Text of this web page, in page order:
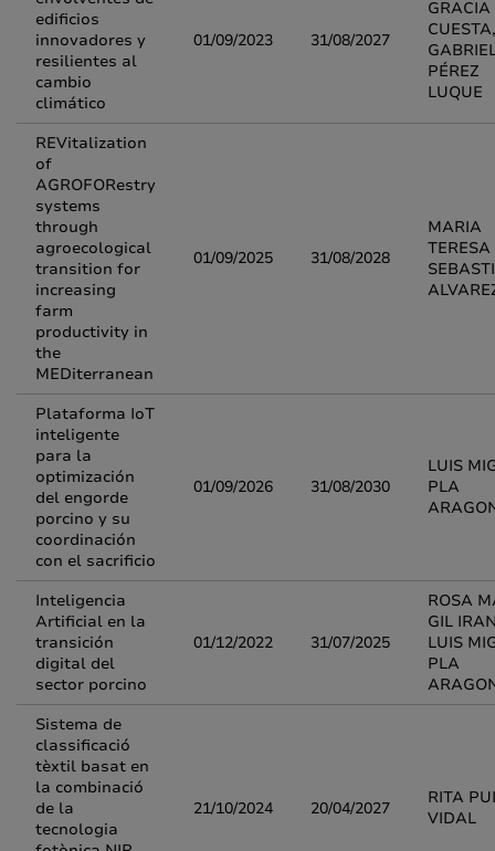
edificios
innovadores y
resilientes al
cambio
climático
01/09/2023 31/08/2027
GRACIA
CUESTA,
PÉREZ
LUQUE
REVitalization
of
AGROFORestry
systems
through
agroecological
transition for
increasing
farm
productivity in
the
MEDiterranean
01/09/2025 31/08/2028
MARIA
TERESA
Plataforma IoT
inteligente
para la
optimización
del engorde
porcino y su
coordinación
con el sacrificio
01/09/2026 31/08/2030
LUIS
PLA
Inteligencia
Artificial en la
transición
digital del
sector porcino
01/12/2022 31/07/2025
ROSA
GIL
LUIS
PLA
Sistema de
classificació
tèxtil basat en
la combinació
de la
tecnologia
21/10/2024 20/04/2027
RITA
VIDAL